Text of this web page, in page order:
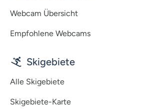
Webcam Übersicht
Empfohlene Webcams
Skigebiete
Alle Skigebiete
Skigebiete-Karte